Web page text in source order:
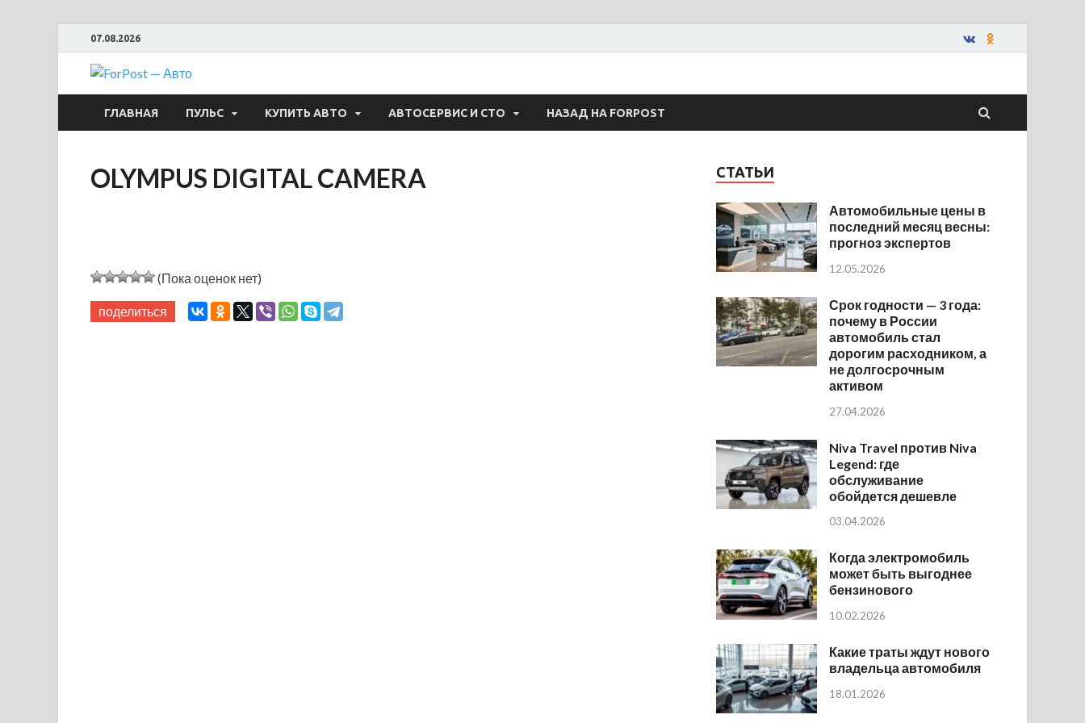
07.08.2026
ForPost — Авто
ГЛАВНАЯ ПУЛЬС КУПИТЬ АВТО АВТОСЕРВИС И СТО НАЗАД НА FORPOST
OLYMPUS DIGITAL CAMERA
(Пока оценок нет)
поделиться
СТАТЬИ
Автомобильные цены в
последний месяц весны:
прогноз экспертов
12.05.2026
Срок годности — 3 года:
почему в России
автомобиль стал
дорогим расходником, а
не долгосрочным
активом
27.04.2026
Niva Travel против Niva
Legend: где
обслуживание
обойдется дешевле
03.04.2026
Когда электромобиль
может быть выгоднее
бензинового
10.02.2026
Какие траты ждут нового
владельца автомобиля
18.01.2026